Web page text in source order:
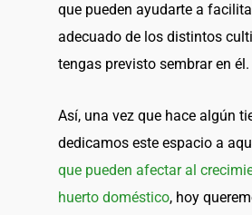
que pueden ayudarte a
adecuado de los distintos
tengas previsto sembrar en él.
Así, una vez que hace algún
dedicamos este espacio a
que pueden afectar al
huerto doméstico, hoy